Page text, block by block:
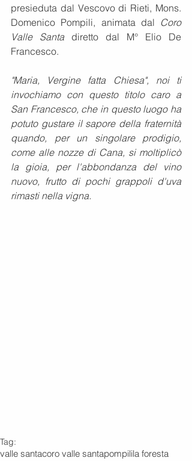
presieduta dal Vescovo di Rieti, Mons.
Domenico Pompili, animata dal Coro
Valle Santa diretto dal M° Elio De
Francesco.
"Maria, Vergine fatta Chiesa", noi ti
invochiamo con questo titolo caro a
San Francesco, che in questo luogo ha
potuto gustare il sapore della fraternità
quando, per un singolare prodigio,
come alle nozze di Cana, si moltiplicò
la gioia, per l'abbondanza del vino
nuovo, frutto di pochi grappoli d'uva
rimasti nella vigna.
Tag:
valle santacoro valle santapompilila foresta